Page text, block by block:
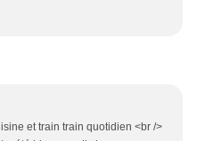
et train train quotidien <br />